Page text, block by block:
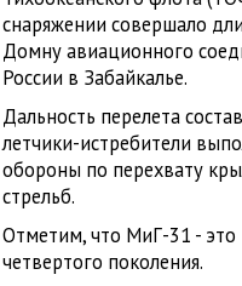
снаряжении совершало
Домну авиационного
России в Забайкалье.
Дальность перелета
летчики-истребители
обороны по перехвату
стрельб.
Отметим, что МиГ-31 - это
четвертого поколения.